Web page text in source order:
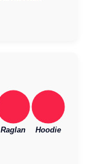
Raglan Hoodie